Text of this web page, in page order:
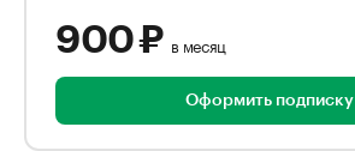
900 ₽ в месяц
Оформить подписку